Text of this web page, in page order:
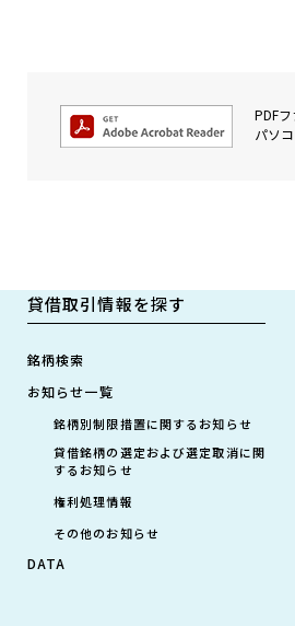
PDF
パソ
貸借取引情報を探す
銘柄検索
お知らせ一覧
銘柄別制限措置に関するお知らせ
貸借銘柄の選定および選定取消に関
するお知らせ
権利処理情報
その他のお知らせ
DATA